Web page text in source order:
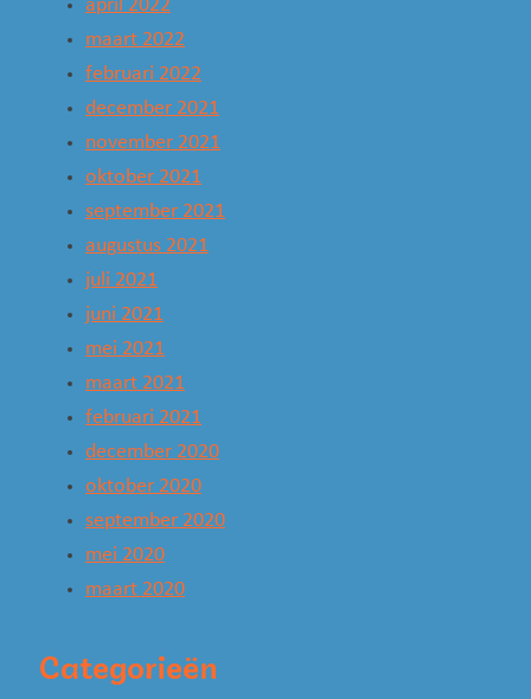
april 2022
maart 2022
februari 2022
december 2021
november 2021
oktober 2021
september 2021
augustus 2021
juli 2021
juni 2021
mei 2021
maart 2021
februari 2021
december 2020
oktober 2020
september 2020
mei 2020
maart 2020
Categorieën